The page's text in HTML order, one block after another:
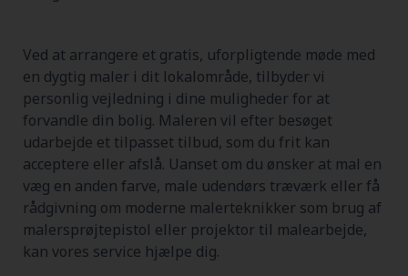
Ved at arrangere et gratis, uforpligtende møde med
en dygtig maler i dit lokalområde, tilbyder vi
personlig vejledning i dine muligheder for at
forvandle din bolig. Maleren vil efter besøget
udarbejde et tilpasset tilbud, som du frit kan
acceptere eller afslå. Uanset om du ønsker at mal en
væg en anden farve, male udendørs træværk eller få
rådgivning om moderne malerteknikker som brug af
malersprøjtepistol eller projektor til malearbejde,
kan vores service hjælpe dig.